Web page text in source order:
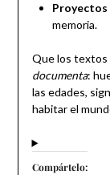
memoria.
Que los textos
documenta:
las edades,
habitar el
Compártelo: